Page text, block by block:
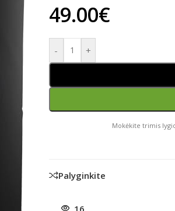
49.00€
- +
Mokėkite trimis
Palyginkite